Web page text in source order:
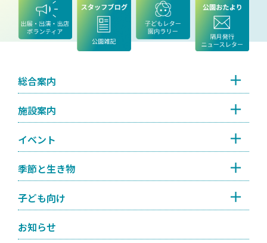
総合案内
施設案内
イベント
季節と生き物
子ども向け
お知らせ